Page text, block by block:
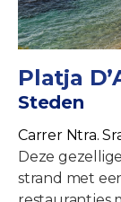
Platja
Steden
Carrer Ntra.
Deze
strand met